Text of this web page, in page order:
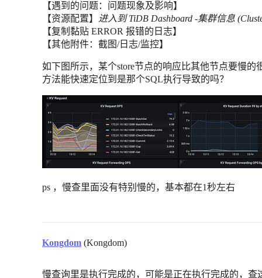
【遇到的问题：问题现象及影响】
【资源配置】
进入到 TiDB Dashboard -集群信息
【复制黏贴 ERROR 报错的日志】
【其他附件：截图/日志/监控】
如下图所示，某个store节点的响应比其他节点要慢
方法能快速定位到是那个SQL执行导致的吗？
ps ，慢查里面没有特别慢的，基本都在1秒左右
Kongdom (Kongdom)
慢查询里是执行完成的，可能是正在执行完成的，查